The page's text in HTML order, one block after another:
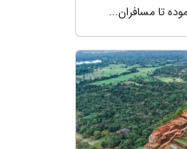
تا مسافران...